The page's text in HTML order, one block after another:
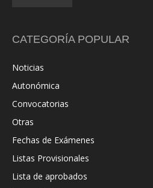
CATEGORÍA POPULAR
Noticias
Autonómica
Convocatorias
Otras
Fechas de Exámenes
Listas Provisionales
Lista de aprobados